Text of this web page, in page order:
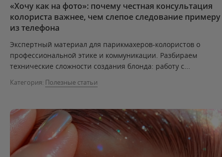
«Хочу как на фото»: почему честная консультация
колориста важнее, чем слепое следование примеру
из телефона
Экспертный материал для парикмахеров-колористов о
профессиональной этике и коммуникации. Разбираем
технические сложности создания блонда: работу с...
Категория: Полезные статьи